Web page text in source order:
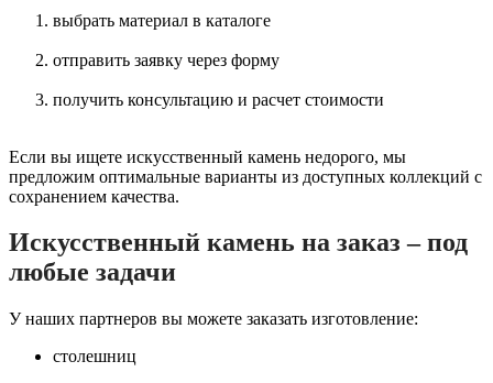
выбрать материал в каталоге
отправить заявку через форму
получить консультацию и расчет стоимости
Если вы ищете искусственный камень недорого, мы
предложим оптимальные варианты из доступных коллекций с
сохранением качества.
Искусственный камень на заказ – под
любые задачи
У наших партнеров вы можете заказать изготовление:
столешниц